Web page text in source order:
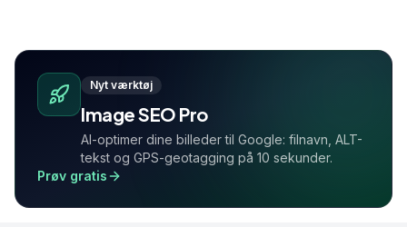
Nyt værktøj
Image SEO Pro
AI-optimer dine billeder til Google: filnavn, ALT-
tekst og GPS-geotagging på 10 sekunder.
Prøv gratis